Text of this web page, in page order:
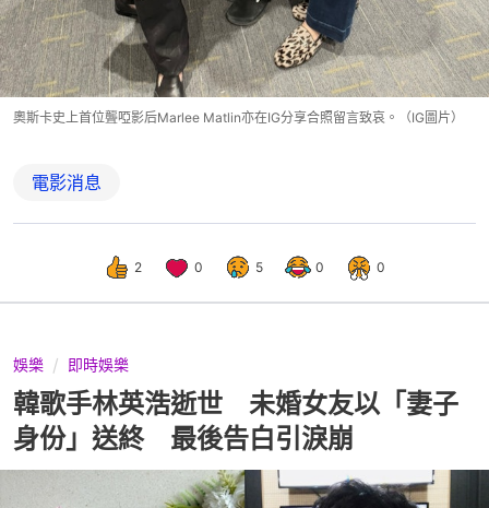
奧斯卡史上首位聾啞影后Marlee Matlin亦在IG分享合照留言致哀。（IG圖片）
電影消息
2 0 5 0 0
娛樂 即時娛樂
韓歌手林英浩逝世 未婚女友以「妻子
身份」送終 最後告白引淚崩